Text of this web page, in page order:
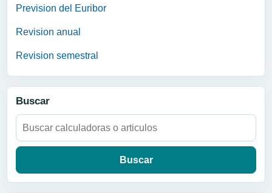
Prevision del Euribor
Revision anual
Revision semestral
Buscar
Buscar: